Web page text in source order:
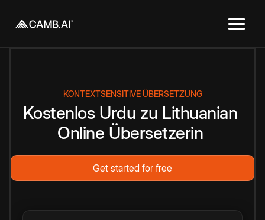
KONTEXTSENSITIVE ÜBERSETZUNG
Kostenlos Urdu zu Lithuanian
Online Übersetzerin
Get started for free